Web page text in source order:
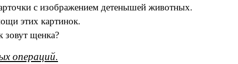
с изображением детенышей животных.
этих картинок.
зовут щенка?
операций.